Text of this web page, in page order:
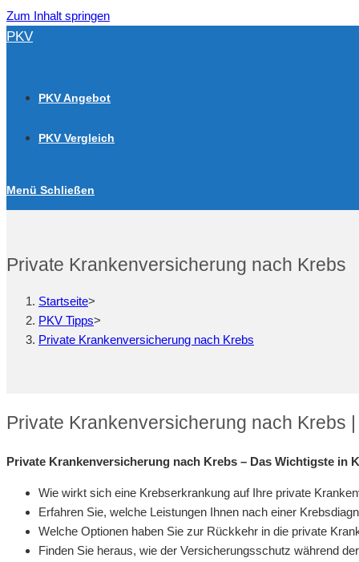
Zum Inhalt springen
PKV
PKV Angebot
PKV Vergleich
Menü Schließen
Private Krankenversicherung nach Krebs
Startseite>
PKV Tipps>
Private Krankenversicherung nach Krebs
Private Krankenversicherung nach Krebs
Private Krankenversicherung nach Krebs – Das Wichtigste in
Wie wirkt sich eine Krebserkrankung auf Ihre private
Erfahren Sie, welche Leistungen Ihnen nach einer
Welche Optionen haben Sie zur Rückkehr in die private
Finden Sie heraus, wie der Versicherungsschutz während